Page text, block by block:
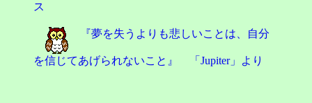
ス
『夢を失うよりも悲しいことは、自分
を信じてあげられないこと』 「Jupiter」より